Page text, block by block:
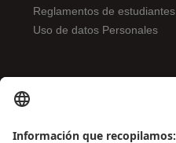
Reglamentos de estudiantes
Uso de datos Personales
Contáctenos